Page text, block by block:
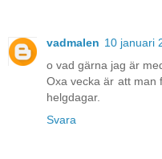
vadmalen 10 januari
o vad gärna jag är
Oxa vecka är att man
helgdagar.
Svara